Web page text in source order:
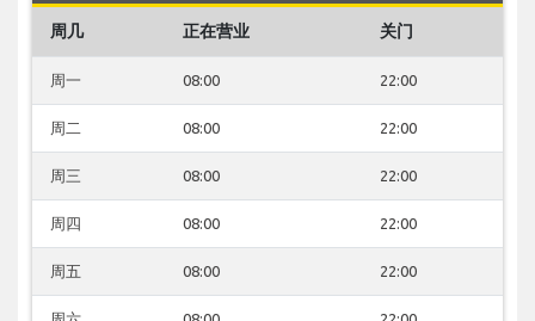
周几 正在营业 关门
周一 08:00 22:00
周二 08:00 22:00
周三 08:00 22:00
周四 08:00 22:00
周五 08:00 22:00